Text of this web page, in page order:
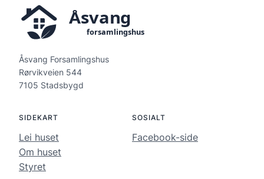
Åsvang Forsamlingshus
Rørvikveien 544
7105 Stadsbygd
SIDEKART
Lei huset
Om huset
Styret
SOSIALT
Facebook-side